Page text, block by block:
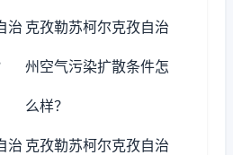
治 克孜勒苏柯尔克孜自治
州空气污染扩散条件怎
么样？
治 克孜勒苏柯尔克孜自治